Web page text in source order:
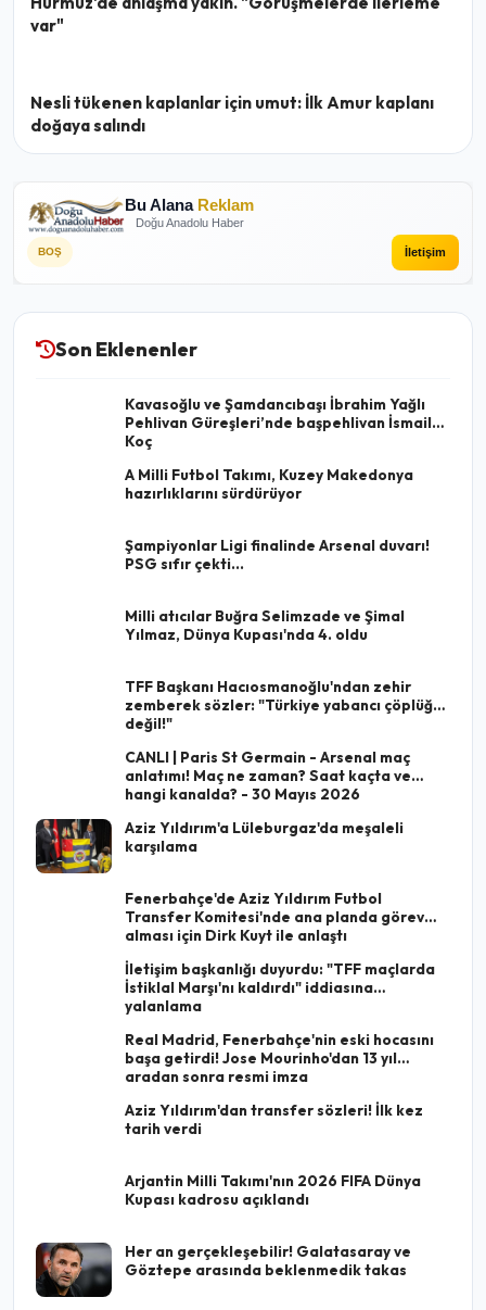
var"
Nesli tükenen kaplanlar için umut: İlk Amur kaplanı
doğaya salındı
Bu Alana Reklam
Doğu Anadolu Haber
BOŞ İletişim
Son Eklenenler
Kavasoğlu ve Şamdancıbaşı İbrahim Yağlı
Pehlivan Güreşleri’nde başpehlivan İsmail
Koç
A Milli Futbol Takımı, Kuzey Makedonya
hazırlıklarını sürdürüyor
Şampiyonlar Ligi finalinde Arsenal duvarı!
PSG sıfır çekti...
Milli atıcılar Buğra Selimzade ve Şimal
Yılmaz, Dünya Kupası'nda 4. oldu
TFF Başkanı Hacıosmanoğlu'ndan zehir
zemberek sözler: "Türkiye yabancı çöplüğü
değil!"
CANLI | Paris St Germain - Arsenal maç
anlatımı! Maç ne zaman? Saat kaçta ve
hangi kanalda? - 30 Mayıs 2026
Aziz Yıldırım'a Lüleburgaz'da meşaleli
karşılama
Fenerbahçe'de Aziz Yıldırım Futbol
Transfer Komitesi'nde ana planda görev
alması için Dirk Kuyt ile anlaştı
İletişim başkanlığı duyurdu: "TFF maçlarda
İstiklal Marşı'nı kaldırdı" iddiasına
yalanlama
Real Madrid, Fenerbahçe'nin eski hocasını
başa getirdi! Jose Mourinho'dan 13 yıl
aradan sonra resmi imza
Aziz Yıldırım'dan transfer sözleri! İlk kez
tarih verdi
Arjantin Milli Takımı'nın 2026 FIFA Dünya
Kupası kadrosu açıklandı
Her an gerçekleşebilir! Galatasaray ve
Göztepe arasında beklenmedik takas